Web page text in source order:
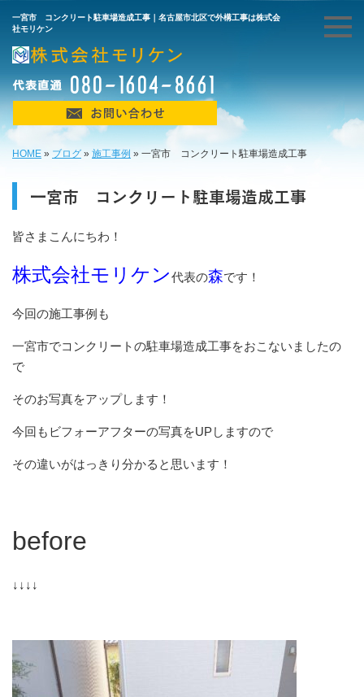
一宮市 コンクリート駐車場造成工事｜名古屋市北区で外構工事は株式会
社モリケン
HOME » ブログ » 施工事例 » 一宮市 コンクリート駐車場造成工事
一宮市 コンクリート駐車場造成工事
皆さまこんにちわ！
株式会社モリケン代表の森です！
今回の施工事例も
一宮市でコンクリートの駐車場造成工事をおこないましたの
で
そのお写真をアップします！
今回もビフォーアフターの写真をUPしますので
その違いがはっきり分かると思います！
before
↓↓↓↓